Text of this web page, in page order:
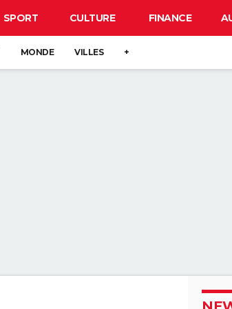
SPORT CULTURE FINANCE
MONDE VILLES +